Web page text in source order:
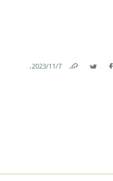
7‏/11‏/2023
.